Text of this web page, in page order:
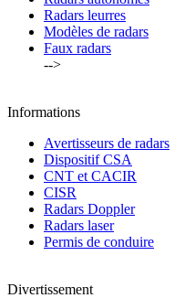
Radars leurres
Modèles de radars
Faux radars
-->
Informations
Avertisseurs de radars
Dispositif CSA
CNT et CACIR
CISR
Radars Doppler
Radars laser
Permis de conduire
Divertissement